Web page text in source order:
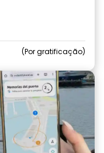
Por gratificação